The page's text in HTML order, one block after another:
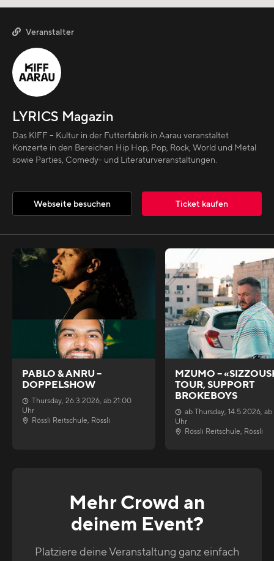
 Veranstalter
LYRICS Magazin
Das KIFF – Kultur in der Futterfabrik in Aarau veranstaltet
Konzerte in den Bereichen Hip Hop, Pop, Rock, World und Metal
sowie Parties, Comedy- und Literaturveranstaltungen.
Webseite besuchen Ticket kaufen
PABLO & ANRU –
DOPPELSHOW
Thursday, 26.3.2026, ab 21:00
Uhr
Rössli Reitschule, Rössli
MZUMO –
TOUR, SUPPORT
BROKEBOYS
ab Thursday, 14.5.2026, ab
Uhr
Rössli Reitschule, Rössli
Mehr Crowd an
deinem Event?
Platziere deine Veranstaltung ganz einfach